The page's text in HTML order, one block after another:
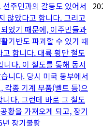
주민과의 갈등도 있어서
않았다고 합니다. 그리고
었기 때문에, 이주민들과
기반도 파괴할 수 있기 때
합니다. 대륙 횡단 철도
다. 이 철도를 통해 동서
니다. 당시 미국 동부에서
각종 기계 부품(벨트 등)으
다. 그런데 바로 그 철도
황을 가져오게 되고, 장기
장기불황